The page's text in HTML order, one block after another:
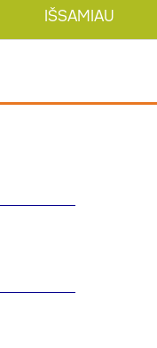
IŠSAMIAU